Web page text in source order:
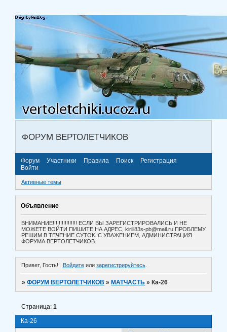
ФОРУМ ВЕРТОЛЕТЧИКОВ
Форум Участники Правила Поиск
Регистрация
Войти
Активные темы
Объявление
ВНИМАНИЕ!!!!!!!!!!!!!!!! ЕСЛИ ВЫ ЗАРЕГИСТРИРОВАЛИСЬ И НЕ
МОЖЕТЕ ВОЙТИ ПИШИТЕ НА АДРЕС, kirill83s-pb@mail.ru ПРОБЛЕМУ
РЕШИМ В ТЕЧЕНИЕ СУТОК. С УВАЖЕНИЕМ, АДМИНИСТРАЦИЯ
ФОРУМА ВЕРТОЛЕТЧИКОВ.
Привет, Гость! Войдитеили зарегистрируйтесь.
»ФОРУМ ВЕРТОЛЕТЧИКОВ » МАТЧАСТЬ » Ка-26
Ка-26
Страница:1